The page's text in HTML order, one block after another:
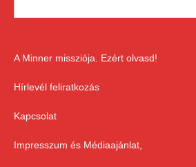
A Minner missziója. Ezért olvasd!
Hírlevél feliratkozás
Kapcsolat
Impresszum és Médiaajánlat,